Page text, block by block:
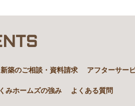
新築のご相談・資料請求 アフターサー
みホームズの強み よくある質問